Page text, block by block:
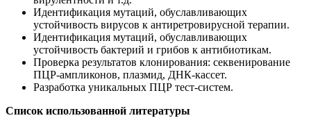
Идентификация мутаций, обуславливающих
устойчивость вирусов к антиретровирусной терапии.
Идентификация мутаций, обуславливающих
устойчивость бактерий и грибов к антибиотикам.
Проверка результатов клонирования: секвенирование
ПЦР-ампликонов, плазмид, ДНК-кассет.
Разработка уникальных ПЦР тест-систем.
Список использованной литературы